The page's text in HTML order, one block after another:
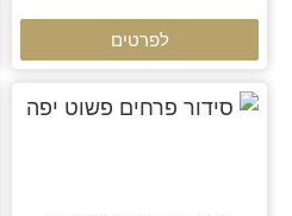
לפרטים